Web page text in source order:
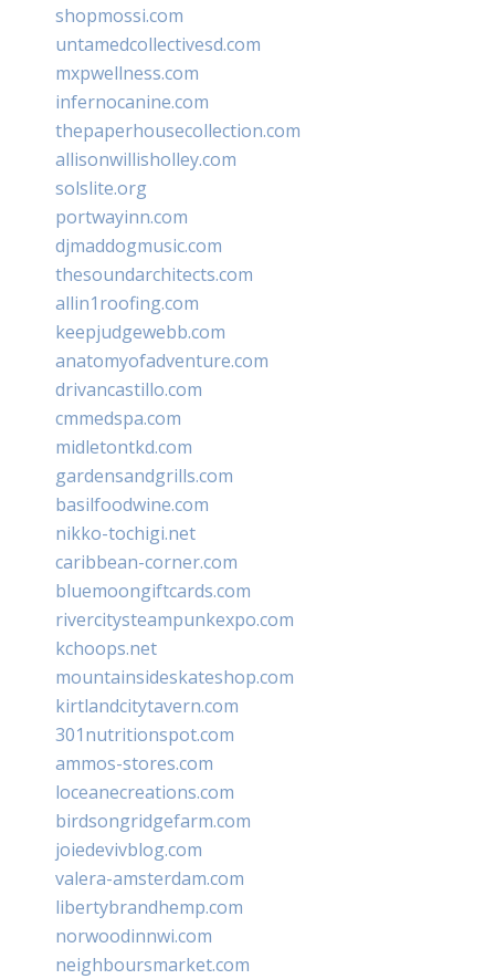
shopmossi.com
untamedcollectivesd.com
mxpwellness.com
infernocanine.com
thepaperhousecollection.com
allisonwillisholley.com
solslite.org
portwayinn.com
djmaddogmusic.com
thesoundarchitects.com
allin1roofing.com
keepjudgewebb.com
anatomyofadventure.com
drivancastillo.com
cmmedspa.com
midletontkd.com
gardensandgrills.com
basilfoodwine.com
nikko-tochigi.net
caribbean-corner.com
bluemoongiftcards.com
rivercitysteampunkexpo.com
kchoops.net
mountainsideskateshop.com
kirtlandcitytavern.com
301nutritionspot.com
ammos-stores.com
loceanecreations.com
birdsongridgefarm.com
joiedevivblog.com
valera-amsterdam.com
libertybrandhemp.com
norwoodinnwi.com
neighboursmarket.com